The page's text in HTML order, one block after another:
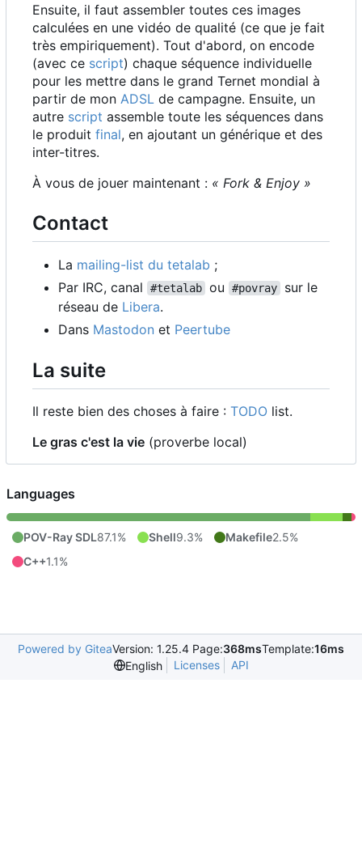
Ensuite, il faut assembler toutes ces images
calculées en une vidéo de qualité (ce que je fait
très empiriquement). Tout d'abord, on encode
(avec ce script) chaque séquence individuelle
pour les mettre dans le grand Ternet mondial à
partir de mon ADSL de campagne. Ensuite, un
autre script assemble toute les séquences dans
le produit final, en ajoutant un générique et des
inter-titres.
À vous de jouer maintenant : « Fork & Enjoy »
Contact
La mailing-list du tetalab ;
Par IRC, canal
#tetalab ou #povray
sur le
réseau de Libera.
Dans Mastodon et Peertube
La suite
Il reste bien des choses à faire : TODO list.
Le gras c'est la vie (proverbe local)
Languages
POV-Ray SDL87.1% Shell9.3% Makefile2.5%
C++1.1%
Powered by GiteaVersion: 1.25.4 Page:368msTemplate:16ms
English
Licenses API